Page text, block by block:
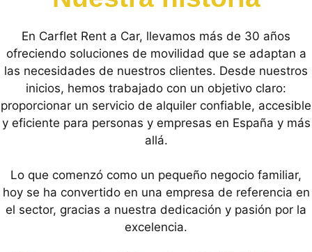
En Carflet Rent a Car, llevamos más de 30 años
ofreciendo soluciones de movilidad que se adaptan a
las necesidades de nuestros clientes. Desde nuestros
inicios, hemos trabajado con un objetivo claro:
proporcionar un servicio de alquiler confiable, accesible
y eficiente para personas y empresas en España y más
allá.
Lo que comenzó como un pequeño negocio familiar,
hoy se ha convertido en una empresa de referencia en
el sector, gracias a nuestra dedicación y pasión por la
excelencia.